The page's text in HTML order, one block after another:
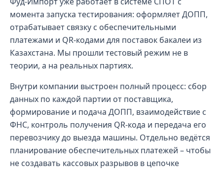
момента запуска тестирования: оформляет ДОПП,
отрабатывает связку с обеспечительными
платежами и QR-кодами для поставок бакалеи из
Казахстана. Мы прошли тестовый режим не в
теории, а на реальных партиях.
Внутри компании выстроен полный процесс: сбор
данных по каждой партии от поставщика,
формирование и подача ДОПП, взаимодействие с
ФНС, контроль получения QR-кода и передача его
перевозчику до выезда машины. Отдельно ведётся
планирование обеспечительных платежей – чтобы
не создавать кассовых разрывов в цепочке